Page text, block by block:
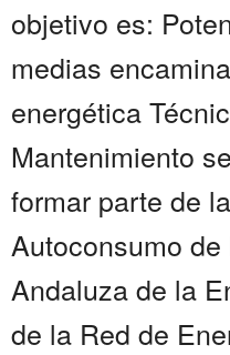
objetivo es:
medias
energética
Mantenimiento
formar parte de
Autoconsumo
Andaluza de la
de la Red de